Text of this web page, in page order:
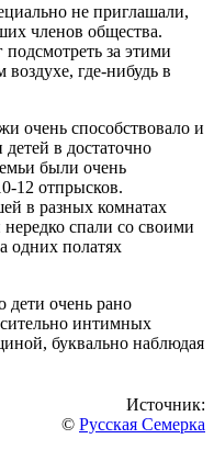
не приглашали,
членов общества.
за этими
где-нибудь в
очень способствовало и
в достаточно
были очень
12 отпрысков.
в разных комнатах
спали со своими
одних полатях
дети очень рано
интимных
буквально наблюдая
Источник:
© Русская Семерка